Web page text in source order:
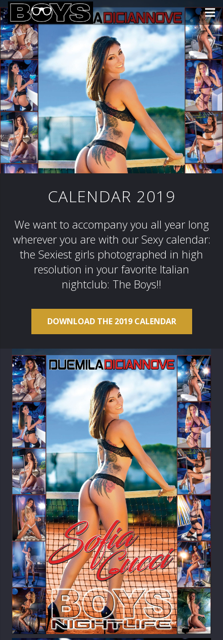
CALENDAR 2019
We want to accompany you all year long
wherever you are with our Sexy calendar:
the Sexiest girls photographed in high
resolution in your favorite Italian
nightclub: The Boys!!
DOWNLOAD THE 2019 CALENDAR